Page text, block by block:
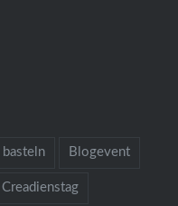
basteln Blogevent
Creadienstag